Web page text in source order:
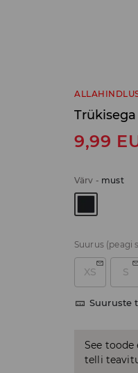
9,99
Värv - must
Suurus (peagi
XS S
Suuruste
See toode
telli